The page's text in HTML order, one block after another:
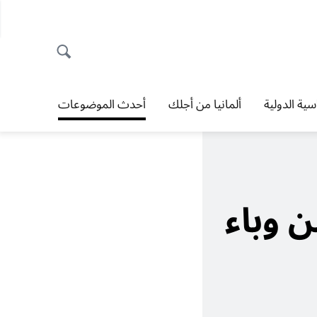
الدولية ألمانيا من أجلك أحدث الموضوعات
وباء